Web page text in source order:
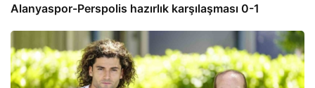
Alanyaspor-Perspolis hazırlık karşılaşması 0-1